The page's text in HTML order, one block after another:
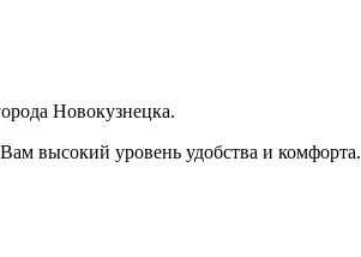
Новокузнецка.
высокий уровень удобства и комфорта.